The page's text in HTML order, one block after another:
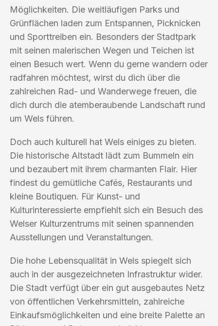
Möglichkeiten. Die weitläufigen Parks und
Grünflächen laden zum Entspannen, Picknicken
und Sporttreiben ein. Besonders der Stadtpark
mit seinen malerischen Wegen und Teichen ist
einen Besuch wert. Wenn du gerne wandern oder
radfahren möchtest, wirst du dich über die
zahlreichen Rad- und Wanderwege freuen, die
dich durch die atemberaubende Landschaft rund
um Wels führen.
Doch auch kulturell hat Wels einiges zu bieten.
Die historische Altstadt lädt zum Bummeln ein
und bezaubert mit ihrem charmanten Flair. Hier
findest du gemütliche Cafés, Restaurants und
kleine Boutiquen. Für Kunst- und
Kulturinteressierte empfiehlt sich ein Besuch des
Welser Kulturzentrums mit seinen spannenden
Ausstellungen und Veranstaltungen.
Die hohe Lebensqualität in Wels spiegelt sich
auch in der ausgezeichneten Infrastruktur wider.
Die Stadt verfügt über ein gut ausgebautes Netz
von öffentlichen Verkehrsmitteln, zahlreiche
Einkaufsmöglichkeiten und eine breite Palette an